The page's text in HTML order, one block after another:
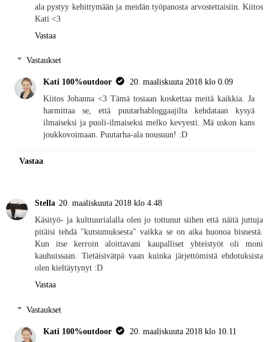
ala pystyy kehittymään ja meidän työpanosta arvostettaisiin. Kiitos
Kati <3
Vastaa
Vastaukset
Kati 100%outdoor
20. maaliskuuta 2018 klo 0.09
Kiitos Johanna <3 Tämä tosiaan koskettaa meitä kaikkia. Ja
harmittaa se, että puutarhabloggaajilta kehdataan kysyä
ilmaiseksi ja puoli-ilmaiseksi melko kevyesti. Mä uskon kans
joukkovoimaan. Puutarha-ala nousuun! :D
Vastaa
Stella 20. maaliskuuta 2018 klo 4.48
Käsityö- ja kulttuurialalla olen jo tottunut siihen että näitä juttuja
pitäisi tehdä "kutsumuksesta" vaikka se on aika huonoa bisnestä.
Kun itse kerroin aloittavani kaupalliset yhteistyöt oli moni
kauhuissaan. Tietäisivätpä vaan kuinka järjettömistä ehdotuksista
olen kieltäytynyt :D
Vastaa
Vastaukset
Kati 100%outdoor
20. maaliskuuta 2018 klo 10.11